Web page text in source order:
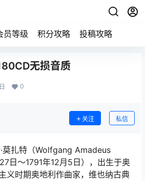
员等级 积分攻略 投稿攻略
无损音质
0
关注 私信
莫扎特（Wolfgang Amadeus
日～1791年12月5日），出生于奥
义时期奥地利作曲家，维也纳古典